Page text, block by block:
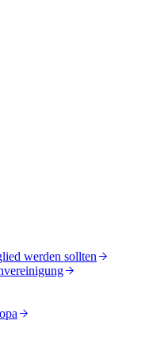
werden sollten